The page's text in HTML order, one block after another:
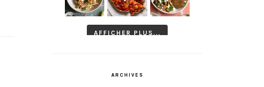
AFFICHER PLUS...
ARCHIVES